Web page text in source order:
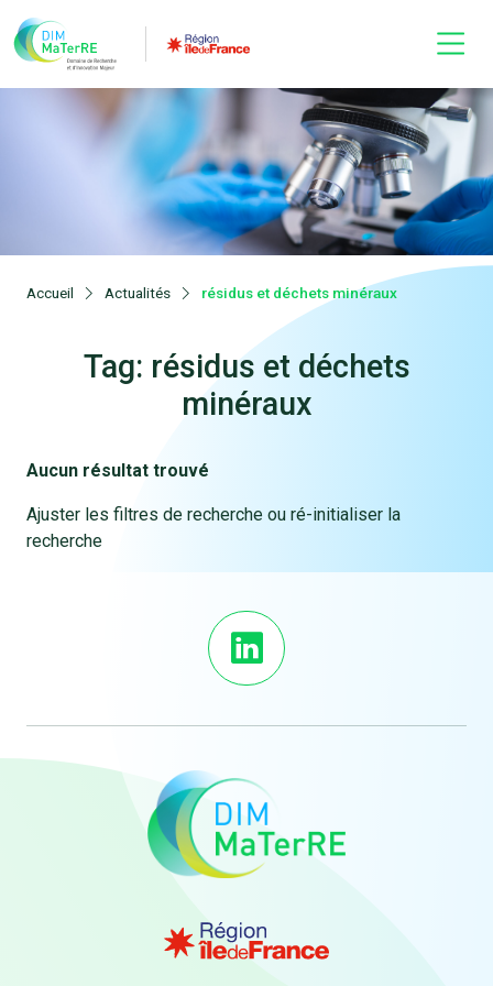
Accueil Actualités résidus et déchets minéraux
Tag: résidus et déchets
minéraux
Aucun résultat trouvé
Ajuster les filtres de recherche ou ré-initialiser la
recherche